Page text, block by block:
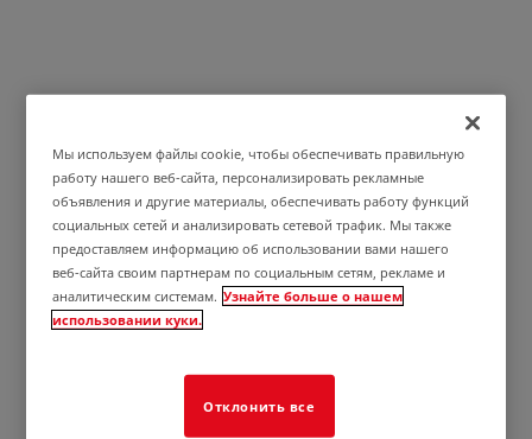
Область загрузки
Автоматика для ворот, автоматика гаражных и
Мы используем файлы cookie, чтобы обеспечивать правильную
работу нашего веб-сайта, персонализировать рекламные
объявления и другие материалы, обеспечивать работу функций
социальных сетей и анализировать сетевой трафик. Мы также
предоставляем информацию об использовании вами нашего
веб-сайта своим партнерам по социальным сетям, рекламе и
аналитическим системам. Узнайте больше о нашем
использовании куки.
Отклонить все